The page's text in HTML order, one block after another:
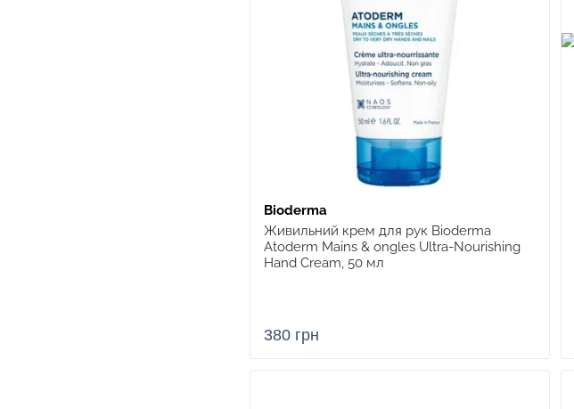
Bioderma
Живильний крем для рук Bioderma
Atoderm Mains & ongles Ultra-Nourishing
Hand Cream, 50 мл
380 грн